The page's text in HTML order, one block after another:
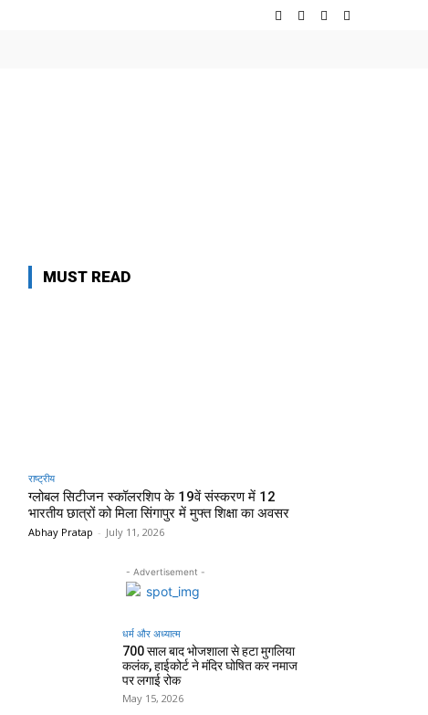
MUST READ
राष्ट्रीय
ग्लोबल सिटीजन स्कॉलरशिप के 19वें संस्करण में 12
भारतीय छात्रों को मिला सिंगापुर में मुफ्त शिक्षा का अवसर
Abhay Pratap - July 11, 2026
- Advertisement -
धर्म और अध्यात्म
700 साल बाद भोजशाला से हटा मुगलिया
कलंक, हाईकोर्ट ने मंदिर घोषित कर नमाज
पर लगाई रोक
May 15, 2026